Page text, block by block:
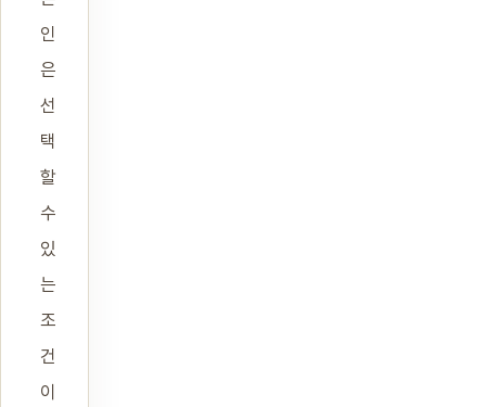
인
은
선
택
할
수
있
는
조
건
이